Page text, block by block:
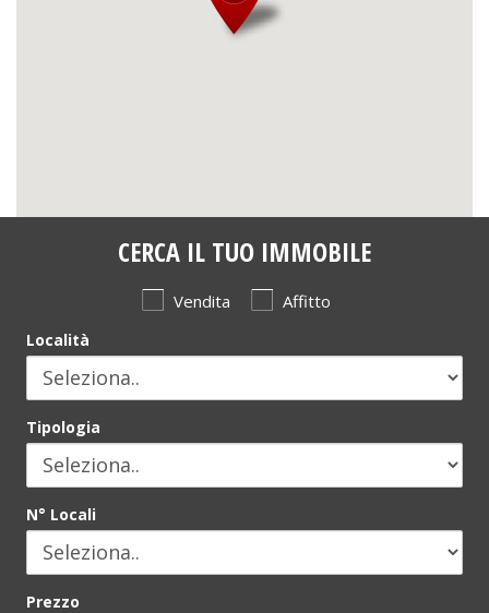
CERCA IL TUO IMMOBILE
Vendita Affitto
Località
Tipologia
N° Locali
Prezzo